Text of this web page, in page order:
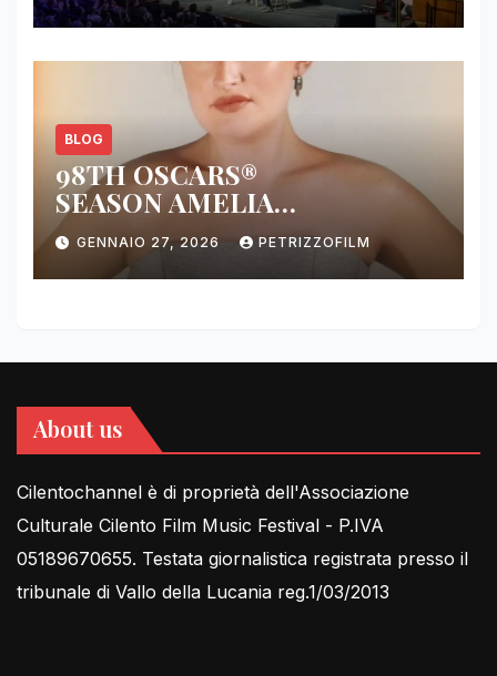
BLOG
98TH OSCARS®
SEASON AMELIA
DIMOLDENBERG RETURNS
FOR THIRD YEAR
GENNAIO 27, 2026 PETRIZZOFILM
About us
Cilentochannel è di proprietà dell'Associazione
Culturale Cilento Film Music Festival - P.IVA
05189670655. Testata giornalistica registrata presso il
tribunale di Vallo della Lucania reg.1/03/2013